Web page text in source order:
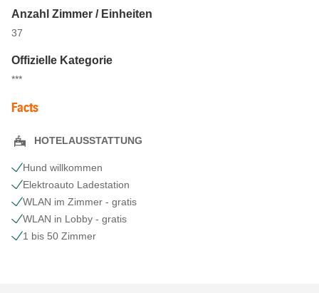
Anzahl Zimmer / Einheiten
37
Offizielle Kategorie
***
Facts
HOTELAUSSTATTUNG
Hund willkommen
Elektroauto Ladestation
WLAN im Zimmer - gratis
WLAN in Lobby - gratis
1 bis 50 Zimmer